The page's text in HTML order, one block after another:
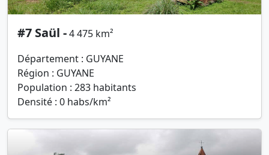
#7 Saül -4 475 km²
Département : GUYANE
Région : GUYANE
Population : 283 habitants
Densité : 0 habs/km²